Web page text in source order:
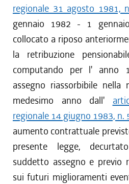
regionale 31 agosto 1981,
gennaio 1982 - 1
collocato a riposo
la retribuzione
computando per l' anno
assegno riassorbibile
medesimo anno dall'
regionale 14 giugno 1983, n.
aumento contrattuale
presente legge,
suddetto assegno e previo
sui futuri miglioramenti